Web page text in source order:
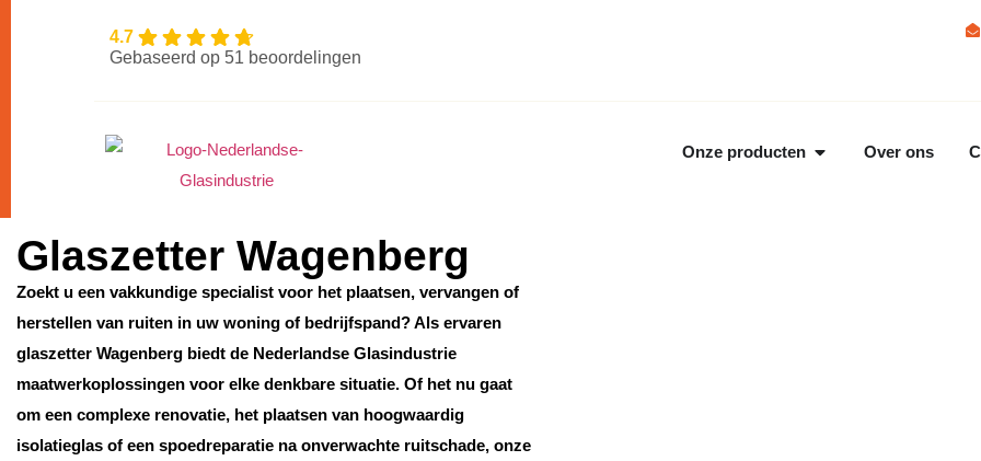
4.7
Gebaseerd op 51 beoordelingen
Onze producten Over ons
Glaszetter Wagenberg
Zoekt u een vakkundige specialist voor het plaatsen, vervangen of
herstellen van ruiten in uw woning of bedrijfspand? Als ervaren
glaszetter Wagenberg biedt de Nederlandse Glasindustrie
maatwerkoplossingen voor elke denkbare situatie. Of het nu gaat
om een complexe renovatie, het plaatsen van hoogwaardig
isolatieglas of een spoedreparatie na onverwachte ruitschade, onze